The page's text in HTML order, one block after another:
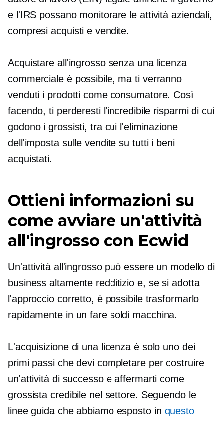
e l'IRS possano monitorare le attività aziendali,
compresi acquisti e vendite.
Acquistare all'ingrosso senza una licenza
commerciale è possibile, ma ti verranno
venduti i prodotti come consumatore. Così
facendo, ti perderesti l'incredibile risparmidi cui
godono i grossisti, tra cui l'eliminazione
dell'imposta sulle vendite su tutti i beni
acquistati.
Ottieni informazioni su
come avviare un'attività
all'ingrosso con Ecwid
Un'attività all'ingrosso può essere un modello di
business altamente redditizio e, se si adotta
l'approccio corretto, è possibile trasformarlo
rapidamente in unfare soldi macchina.
L'acquisizione di una licenza è solo uno dei
primi passi che devi completare per costruire
un'attività di successo e affermarti come
grossista credibile nel settore. Seguendo le
linee guida che abbiamo esposto in questo